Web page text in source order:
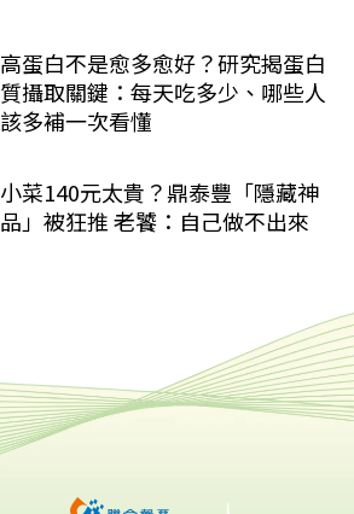
高蛋白不是愈多愈好？研究揭蛋白
質攝取關鍵：每天吃多少、哪些人
該多補一次看懂
小菜140元太貴？鼎泰豐「隱藏神
品」被狂推 老饕：自己做不出來